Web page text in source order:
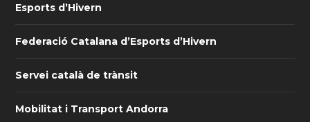
Esports d’Hivern
Federació Catalana d’Esports d’Hivern
Servei català de trànsit
Mobilitat i Transport Andorra